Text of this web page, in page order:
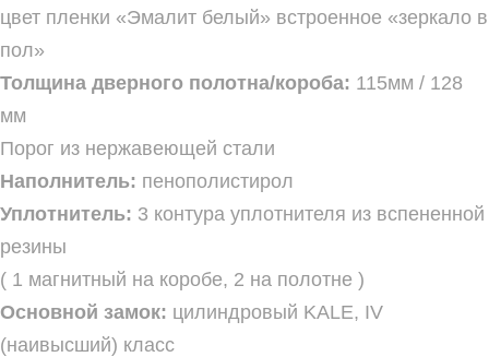
цвет пленки «Эмалит белый» встроенное «зеркало в
пол»
Толщина дверного полотна/короба: 115мм / 128
мм
Порог из нержавеющей стали
Наполнитель: пенополистирол
Уплотнитель: 3 контура уплотнителя из вспененной
резины
( 1 магнитный на коробе, 2 на полотне )
Основной замок: цилиндровый KALE, IV
(наивысший) класс